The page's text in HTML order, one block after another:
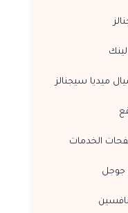
ميديا سيجنالز
الخدمات
جوجل